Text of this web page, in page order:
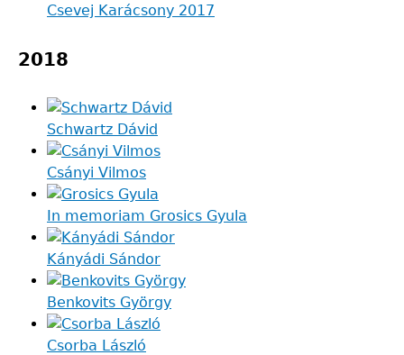
Csevej Karácsony 2017
2018
Schwartz Dávid
Csányi Vilmos
In memoriam Grosics Gyula
Kányádi Sándor
Benkovits György
Csorba László